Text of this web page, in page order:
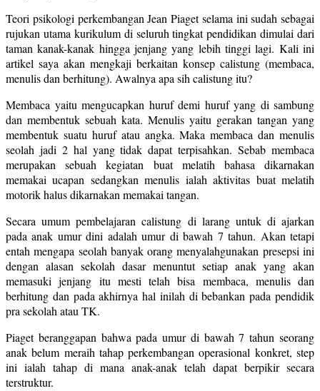
Teori psikologi perkembangan Jean Piaget selama ini sudah sebagai
rujukan utama kurikulum di seluruh tingkat pendidikan dimulai dari
taman kanak-kanak hingga jenjang yang lebih tinggi lagi. Kali ini
artikel saya akan mengkaji berkaitan konsep calistung (membaca,
menulis dan berhitung). Awalnya apa sih calistung itu?
Membaca yaitu mengucapkan huruf demi huruf yang di sambung
dan membentuk sebuah kata. Menulis yaitu gerakan tangan yang
membentuk suatu huruf atau angka. Maka membaca dan menulis
seolah jadi 2 hal yang tidak dapat terpisahkan. Sebab membaca
merupakan sebuah kegiatan buat melatih bahasa dikarnakan
memakai ucapan sedangkan menulis ialah aktivitas buat melatih
motorik halus dikarnakan memakai tangan.
Secara umum pembelajaran calistung di larang untuk di ajarkan
pada anak umur dini adalah umur di bawah 7 tahun. Akan tetapi
entah mengapa seolah banyak orang menyalahgunakan presepsi ini
dengan alasan sekolah dasar menuntut setiap anak yang akan
memasuki jenjang itu mesti telah bisa membaca, menulis dan
berhitung dan pada akhirnya hal inilah di bebankan pada pendidik
pra sekolah atau TK.
Piaget beranggapan bahwa pada umur di bawah 7 tahun seorang
anak belum meraih tahap perkembangan operasional konkret, step
ini ialah tahap di mana anak-anak telah dapat berpikir secara
terstruktur.